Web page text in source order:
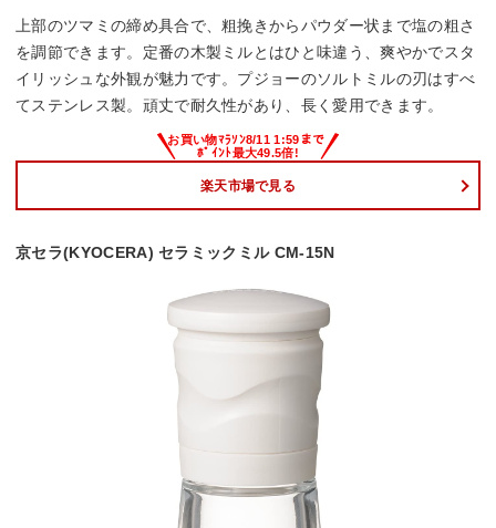
上部のツマミの締め具合で、粗挽きからパウダー状まで塩の粗さ
を調節できます。定番の木製ミルとはひと味違う、爽やかでスタ
イリッシュな外観が魅力です。プジョーのソルトミルの刃はすべ
てステンレス製。頑丈で耐久性があり、長く愛用できます。
楽天市場で見る
京セラ(KYOCERA) セラミックミル CM-15N